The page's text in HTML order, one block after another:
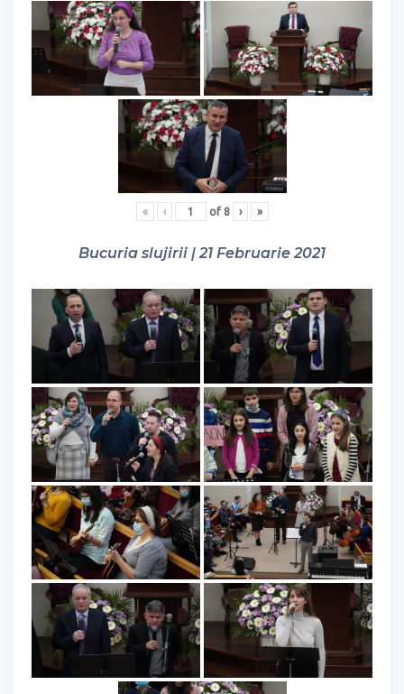
« ‹ of 8 › »
Bucuria slujirii | 21 Februarie 2021